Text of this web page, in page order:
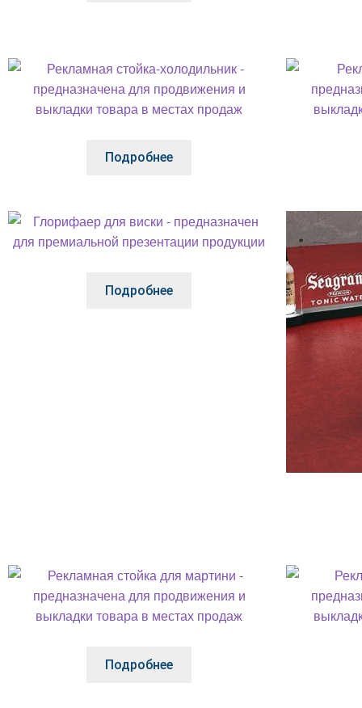
Подробнее
Подробнее
Подробнее